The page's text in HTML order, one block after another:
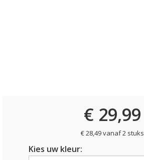
€ 29,99
€ 28,49 vanaf 2 stuks
Kies uw kleur: